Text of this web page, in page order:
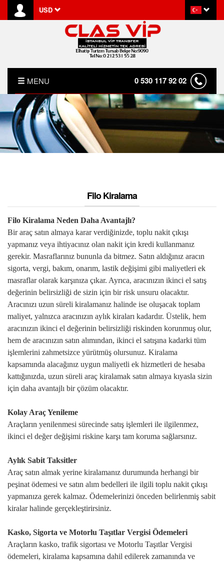
USD
MENU 0 530 117 92 02
ANASAYFA
HAKKIMIZDA
KIRALAMA KOŞULLARI
İLETİŞİM
ÜYE GİRİŞİ / KAYIT
Filo Kiralama
Filo Kiralama Neden Daha Avantajlı?
Bir araç satın almaya karar verdiğinizde, toplu nakit çıkışı
yapmanız veya ihtiyacınız olan nakit için kredi kullanmanız
gerekir. Masraflarınız bununla da bitmez. Satın aldığınız aracın
sigorta, vergi, bakım, onarım, lastik değişimi gibi maliyetleri ek
masraflar olarak karşınıza çıkar. Ayrıca, aracınızın ikinci el satış
değerinin belirsizliği de sizin için bir risk unsuru olacaktır.
Aracınızı uzun süreli kiralamanız halinde ise oluşacak toplam
maliyet, yalnızca aracınızın aylık kiraları kadardır. Üstelik, hem
aracınızın ikinci el değerinin belirsizliği riskinden korunmuş olur,
hem de aracınızın satın alımından, ikinci el satışına kadarki tüm
işlemlerini zahmetsizce yürütmüş olursunuz. Kiralama
kapsamında alacağınız uygun maliyetli ek hizmetleri de hesaba
kattığınızda, uzun süreli araç kiralamak satın almaya kıyasla sizin
için daha avantajlı bir çözüm olacaktır.
Kolay Araç Yenileme
Araçların yenilenmesi sürecinde satış işlemleri ile ilgilenmez,
ikinci el değer değişimi riskine karşı tam koruma sağlarsınız.
Aylık Sabit Taksitler
Araç satın almak yerine kiralamanız durumunda herhangi bir
peşinat ödemesi ve satın alım bedelleri ile ilgili toplu nakit çıkışı
yapmanıza gerek kalmaz. Ödemelerinizi önceden belirlenmiş sabit
kiralar halinde gerçekleştirirsiniz.
Kasko, Sigorta ve Motorlu Taşıtlar Vergisi Ödemeleri
Araçların kasko, trafik sigortası ve Motorlu Taşıtlar Vergisi
ödemeleri, kiralama kapsamına dahil edilerek zamanında ve